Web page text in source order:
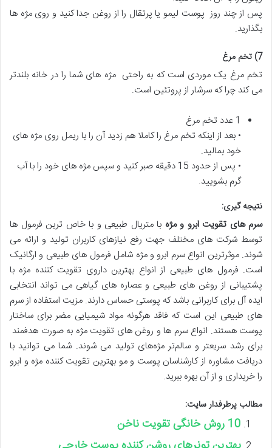
پس از چند روز پوست لیمو یا پرتقال را از روغن جدا کنید و روی مژه ها
بگذارید.
7) تخم مرغ
تخم مرغ یک موردی است که به راحتی مژه های شما را در خانه بلندتر
می کند چرا که سرشار از پروتئین است.
1 عدد تخم مرغ
• بعد از اینکه تخم مرغ را کاملا هم زدید آن را با ریمل روی مژه های
خود بمالید.
• پس از حدود 15 دقیقه صبر کنید و سپس مژه های خود را با آب
گرم بشویید.
نتیجه گیری:
سرم های تقویت ابرو و مژه با متریال طبیعی و با خاص ترین فرمول ها
توسط شرکت های مختلف جهت رفع نیازهای کاربران تولید و ارائه می
شوند. موثرترین انواع سرم ابرو و مژه شامل فرمول های طبیعی و ارگانیک
است. فرمول های طبیعی از انواع بهترین داروی تقویت کننده مژه با
پشتیبانی از روغن های طبیعی و عصاره های گیاهی می تواند انتخابی
ایده آل برای کاربرانی باشد که پوستی حساس دارند. مزیت استفاده از سرم
های طبیعی این است که فاقد هرگونه مواد شیمیایی مضر برای ساختار
پوست هستند. انواع سرم ها و روغن های تقویت مژه به صورت هدفمند
برای رشد سریعتر و سالم‌تر مژه‌های تولید می شوند. شما می توانید با
دریافت مشاوره از کارشناسان پوست و مو بهترین تقویت کننده مژه و ابرو
را خریداری و از آن بهره ببرید.
مطالب پرطرفدار سایت:
10 روش خانگی تقویت ناخن